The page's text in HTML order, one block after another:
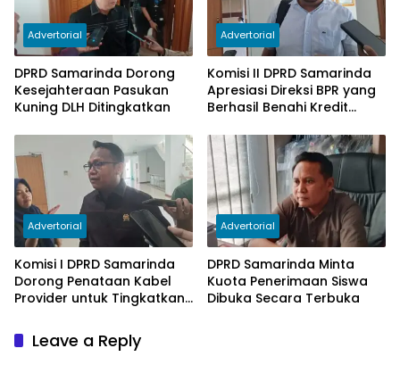
Advertorial
DPRD Samarinda Dorong
Kesejahteraan Pasukan
Kuning DLH Ditingkatkan
Advertorial
Komisi II DPRD Samarinda
Apresiasi Direksi BPR yang
Berhasil Benahi Kredit
Advertorial
Komisi I DPRD Samarinda
Dorong Penataan Kabel
Provider untuk Tingkatkan
Advertorial
DPRD Samarinda Minta
Kuota Penerimaan Siswa
Dibuka Secara Terbuka
Leave a Reply